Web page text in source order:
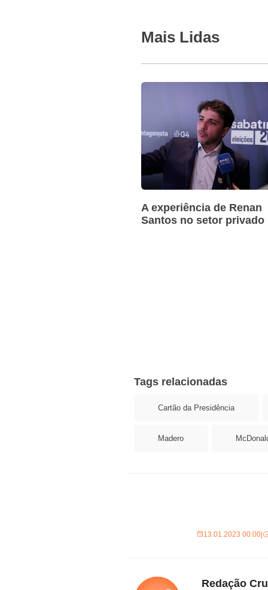
Mais Lidas
A experiência de Renan
Santos no setor privado
Tags relacionadas
Cartão da Presidência
Madero
13.01.2023 00:00|
Redação